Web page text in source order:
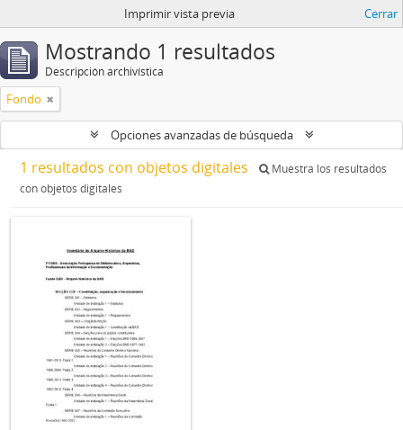
Imprimir vista previa Cerrar
Mostrando 1 resultados
Descripción archivística
Fondo
Opciones avanzadas de búsqueda
1 resultados con objetos digitales
Muestra los resultados
con objetos digitales